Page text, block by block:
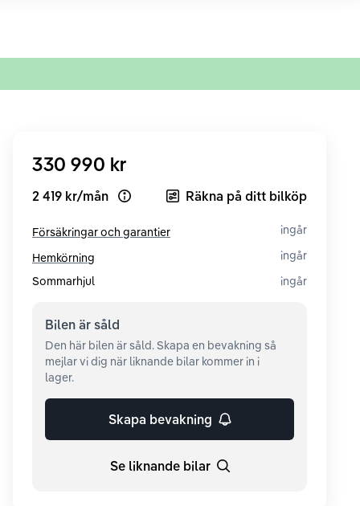
330 990 kr
2 419 kr/mån Open loan exampleRäkna på ditt bilköp
Försäkringar och garantier
ingår
Hemkörning
ingår
Sommarhjul
ingår
Bilen är såld
Den här bilen är såld. Skapa en bevakning så
mejlar vi dig när liknande bilar kommer in i
lager.
Skapa bevakning
Se liknande bilar